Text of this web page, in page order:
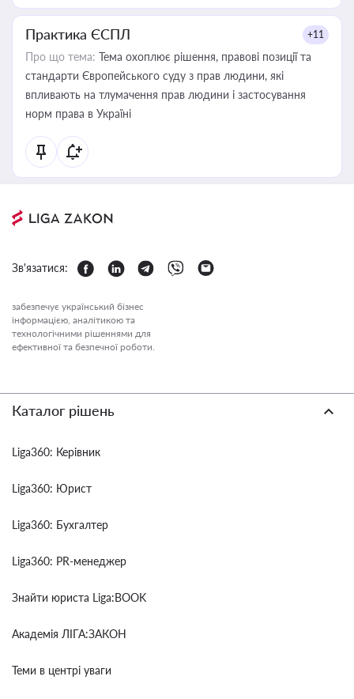
Практика ЄСПЛ +11
Про що тема: Тема охоплює рішення, правові позиції та
стандарти Європейського суду з прав людини, які
впливають на тлумачення прав людини і застосування
норм права в Україні
Зв'язатися:
забезпечує український бізнес
інформацією, аналітикою та
технологічними рішеннями для
ефективної та безпечної роботи.
Каталог рішень
Liga360: Керівник
Liga360: Юрист
Liga360: Бухгалтер
Liga360: PR-менеджер
Знайти юриста Liga:BOOK
Академія ЛІГА:ЗАКОН
Теми в центрі уваги